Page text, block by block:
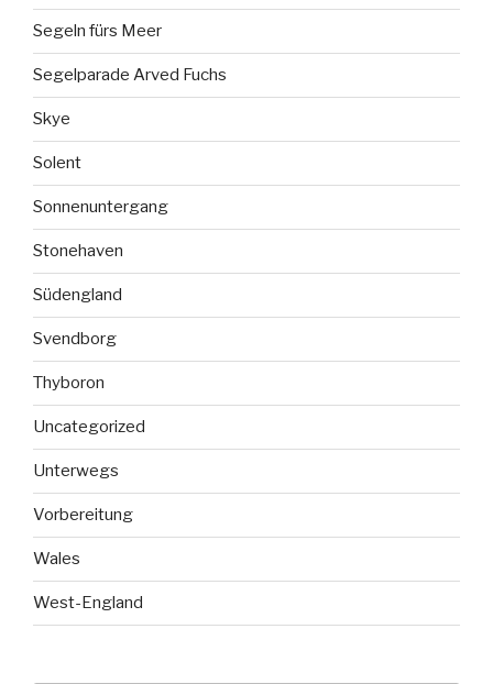
Segeln fürs Meer
Segelparade Arved Fuchs
Skye
Solent
Sonnenuntergang
Stonehaven
Südengland
Svendborg
Thyboron
Uncategorized
Unterwegs
Vorbereitung
Wales
West-England